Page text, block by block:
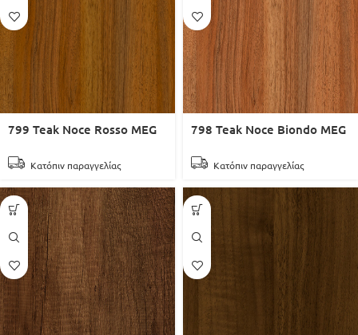
799 Teak Noce Rosso MEG
Κατόπιν παραγγελίας
798 Teak Noce Biondo MEG
Κατόπιν παραγγελίας